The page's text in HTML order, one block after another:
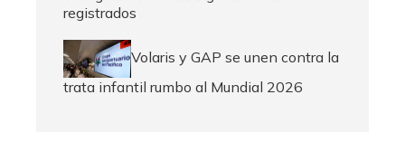
registrados
Volaris y GAP se unen contra la
trata infantil rumbo al Mundial 2026